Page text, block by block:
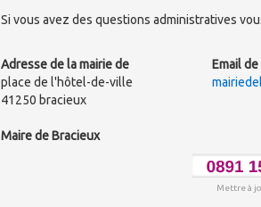
Si vous avez des questions administratives
Adresse de la mairie de
place de l'hôtel-de-ville
41250 bracieux
Maire de Bracieux
Email
Mettre à